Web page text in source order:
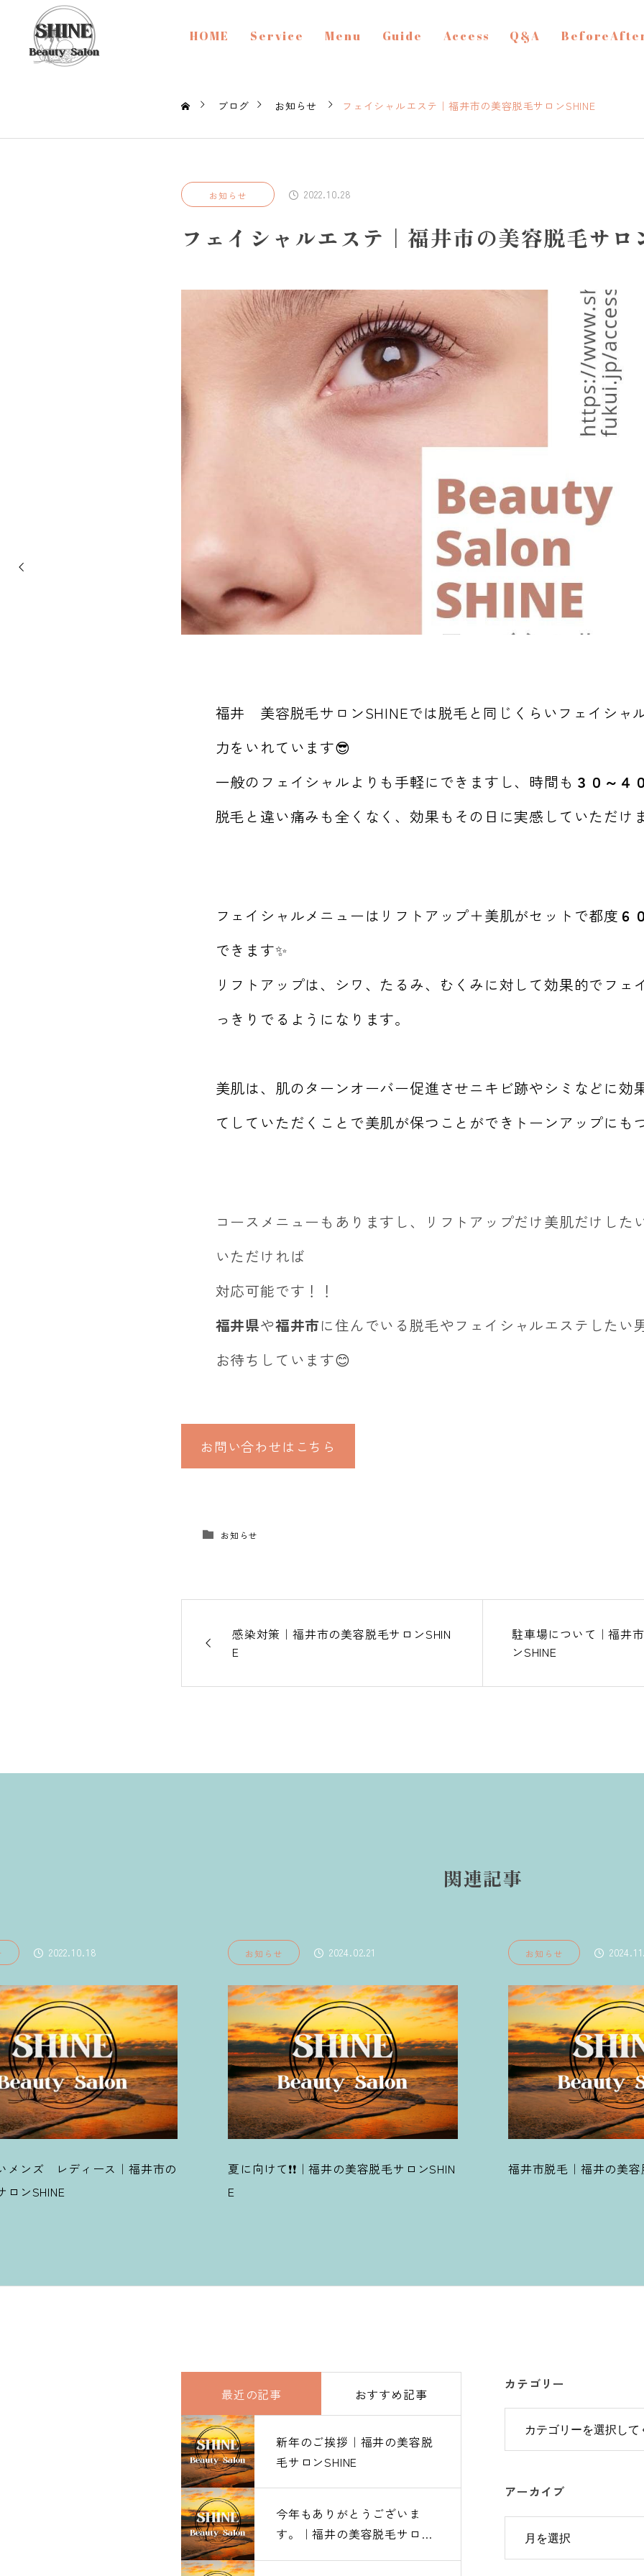
HOME Service Menu Guide Access Q&A
ブログ お知らせ フェイシャルエステ｜福井市の美容脱毛サロンSHINE
お知らせ 2022.10.28
フェイシャルエステ｜福井市の美容脱毛サ
福井 美容脱毛サロンSHINEでは脱毛と同じくらいフェイシャ
力をいれています😎
一般のフェイシャルよりも手軽にできますし、時間も ３０～４０
脱毛と違い痛みも全くなく、効果もその日に実感していただけ
フェイシャルメニューはリフトアップ＋美肌がセットで都度 ６
できます✨
リフトアップは、シワ、たるみ、むくみに対して効果的でフェ
っきりでるようになります。
美肌は、肌のターンオーバー促進させニキビ跡やシミなどに効
てしていただくことで美肌が保つことができトーンアップにも
コースメニューもありますし、リフトアップだけ美肌だけした
いただければ
対応可能です！！
福井県や福井市に住んでいる脱毛やフェイシャルエステしたい
お待ちしています😊
お問い合わせはこちら
お知らせ
感染対策｜福井市の美容脱毛サロンSHIN
E
駐車場について｜福井
ンSHINE
関連記事
らせ 2024.02.21
けて❗❗｜福井の美容脱毛サロンSHIN
お知らせ 2024.11.19
福井市脱毛｜福井の美容脱毛サロンSHINE
お知らせ
レディース脱毛｜
最近の記事 おすすめ記事
新年のご挨拶｜福井の美容脱
毛サロンSHINE
今年もありがとうございま
す。｜福井の美容脱毛サロン
新年のご挨拶｜福井の美容脱
毛サロンSHINE
今年もありがとうございま
す。｜福井の美容脱毛サロン
カテゴリー
アーカイブ